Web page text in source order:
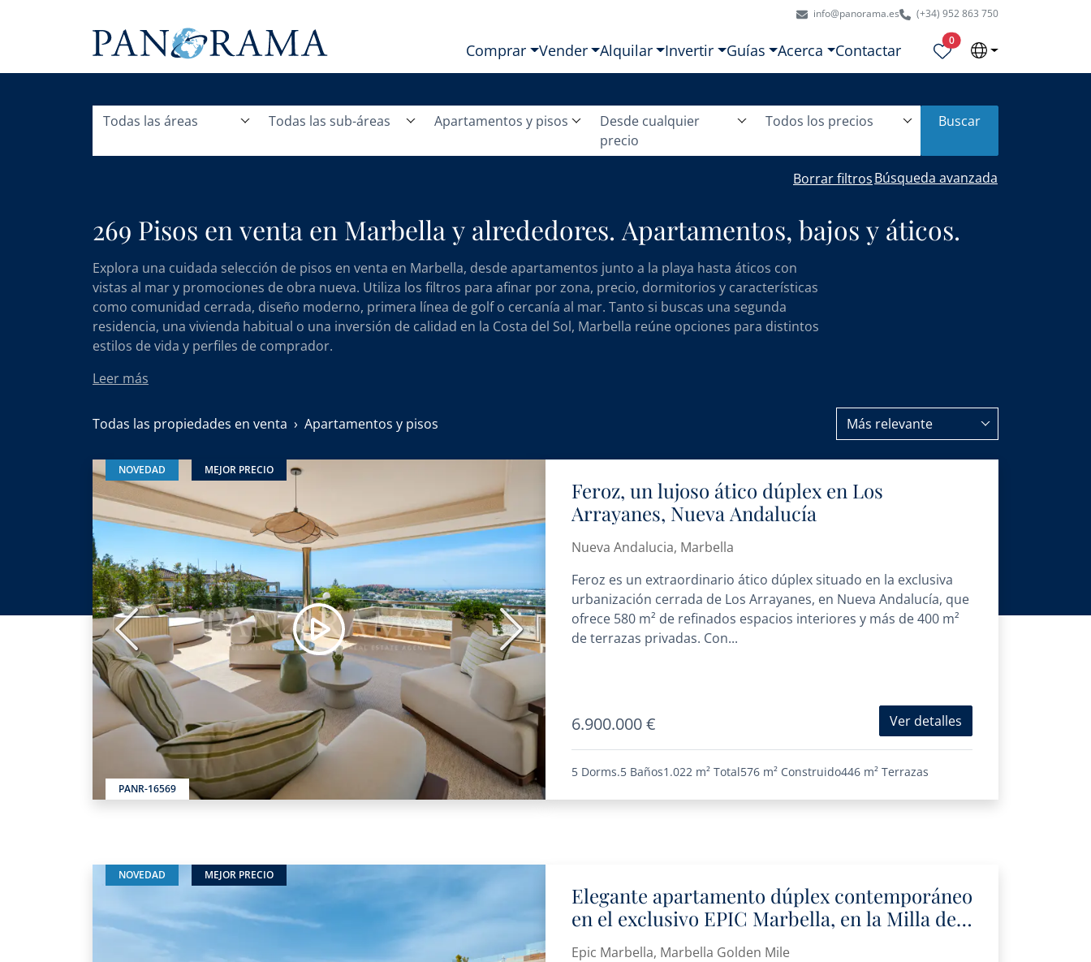
info@panorama.es (+34) 952 863 750
Comprar Vender Alquilar Invertir Guías Acerca Contactar
0Propiedades seleccionadas
Todas las áreas Todas las sub-áreas Apartamentos y pisos
Desde cualquier
precio
Todos los precios Buscar
Borrar filtrosBúsqueda avanzada
269 Pisos en venta en Marbella y alrededores. Apartamentos, bajos y áticos.
Explora una cuidada selección de pisos en venta en Marbella, desde apartamentos junto a la playa hasta áticos con
vistas al mar y promociones de obra nueva. Utiliza los filtros para afinar por zona, precio, dormitorios y características
como comunidad cerrada, diseño moderno, primera línea de golf o cercanía al mar. Tanto si buscas una segunda
residencia, una vivienda habitual o una inversión de calidad en la Costa del Sol, Marbella reúne opciones para distintos
estilos de vida y perfiles de comprador.
Leer más
Todas las propiedades en venta Apartamentos y pisos Más relevante
NOVEDAD MEJOR PRECIO
PANR-16569
Anterior Siguiente
Feroz, un lujoso ático dúplex en Los
Arrayanes, Nueva Andalucía
Nueva Andalucia, Marbella
Feroz es un extraordinario ático dúplex situado en la exclusiva
urbanización cerrada de Los Arrayanes, en Nueva Andalucía, que
ofrece 580 m² de refinados espacios interiores y más de 400 m²
de terrazas privadas. Con...
6.900.000 € Ver detalles
5 Dorms.5 Baños1.022 m² Total576 m² Construido446 m² Terrazas
NOVEDAD MEJOR PRECIO
Elegante apartamento dúplex contemporáneo
en el exclusivo EPIC Marbella, en la Milla de
Oro
Epic Marbella, Marbella Golden Mile